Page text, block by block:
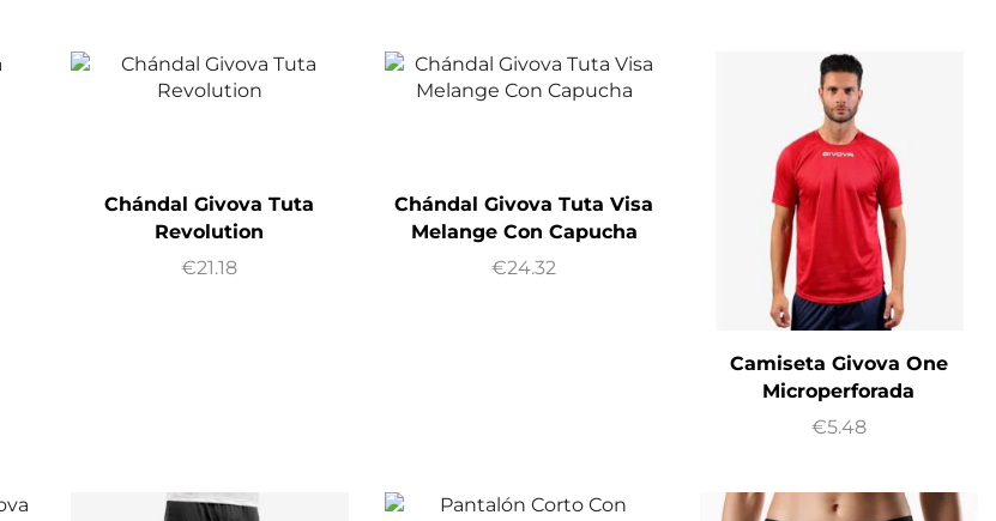
Chándal Givova Tuta
Revolution
€21.18
Chándal Givova Tuta Visa
Melange Con Capucha
€24.32
Camiseta Givova One
Microperforada
€5.48